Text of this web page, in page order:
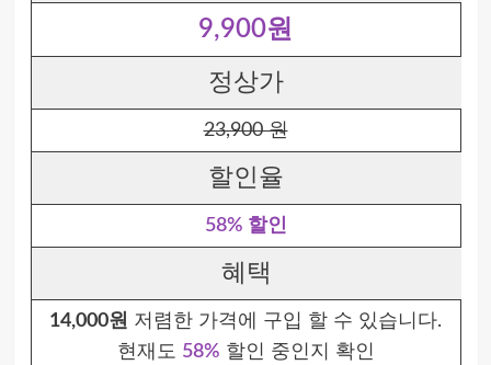
9,900원
정상가
23,900 원
할인율
58% 할인
혜택
14,000원 저렴한 가격에 구입 할 수 있습니다.
현재도 58% 할인 중인지 확인